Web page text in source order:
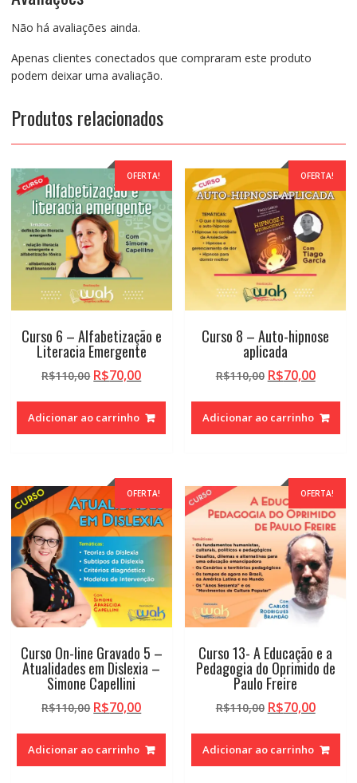
Contexto
Baseado
em
(ABA)
quantidade
Não há avaliações ainda.
Apenas clientes conectados que compraram este produto
podem deixar uma avaliação.
Produtos relacionados
OFERTA!
Curso 6 – Alfabetização e
Literacia Emergente
R$110,00 O
original
era:
R$70,00O
atual
é:
Adicionar ao carrinho
OFERTA!
Curso 8 – Auto-hipnose
aplicada
R$110,00 O
original
era:
R$70,00O
atual
é:
Adicionar ao carrinho
OFERTA!
Curso On-line Gravado 5 –
Atualidades em Dislexia –
Simone Capellini
R$110,00 O
original
era:
R$70,00O
atual
é:
Adicionar ao carrinho
OFERTA!
Curso 13- A Educação e a
Pedagogia do Oprimido de
Paulo Freire
R$110,00 O
original
era:
R$70,00O
atual
é:
Adicionar ao carrinho